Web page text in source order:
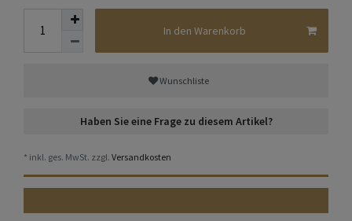
In den Warenkorb
Wunschliste
Haben Sie eine Frage zu diesem Artikel?
* inkl. ges. MwSt. zzgl. Versandkosten